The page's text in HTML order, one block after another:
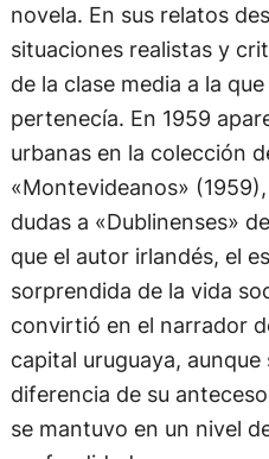
novela. En sus relatos
situaciones realistas y
de la clase media a la
pertenecía. En 1959
urbanas en la colección
«Montevideanos»
dudas a «Dublinenses»
que el autor irlandés, el
sorprendida de la vida
convirtió en el narrador
capital uruguaya, aunque
diferencia de su
se mantuvo en un nivel